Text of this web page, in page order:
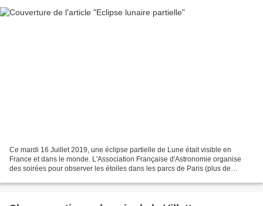
Ce mardi 16 Juillet 2019, une éclipse partielle de Lune était visible en
France et dans le monde. L'Association Française d'Astronomie organise
des soirées pour observer les étoiles dans les parcs de Paris (plus de